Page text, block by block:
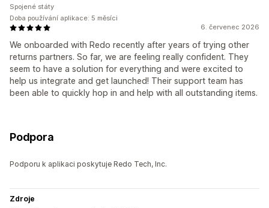
6. červenec 2026
We onboarded with Redo recently after years of trying other
returns partners. So far, we are feeling really confident. They
seem to have a solution for everything and were excited to
help us integrate and get launched! Their support team has
been able to quickly hop in and help with all outstanding items.
Spojené státy
Doba používání aplikace: 5 měsíci
Podpora
Podporu k aplikaci poskytuje Redo Tech, Inc.
Zdroje